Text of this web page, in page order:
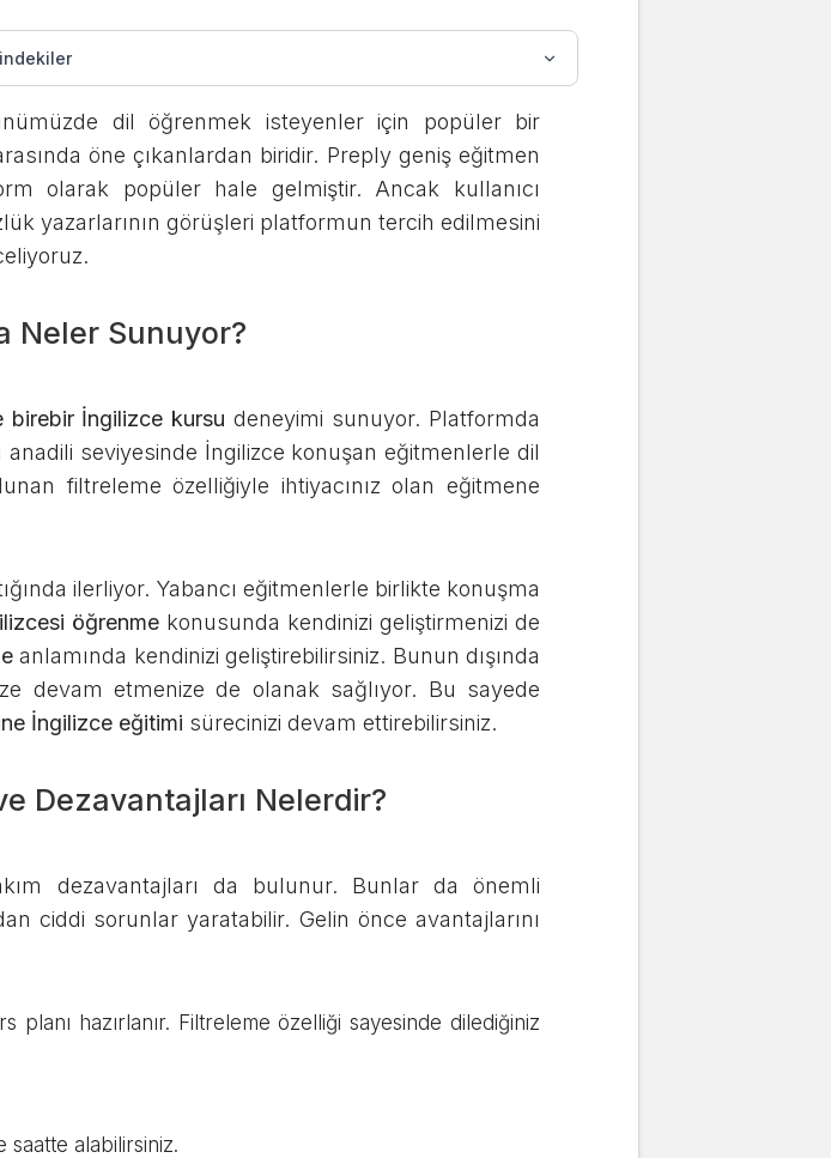
mi? Ekşi
Sosyal Medyada Paylaşın
dil öğrenmek isteyenler için popüler bir
öne çıkanlardan biridir. Preply geniş eğitmen
olarak popüler hale gelmiştir. Ancak kullanıcı
yazarlarının görüşleri platformun tercih edilmesini
Neler Sunuyor?
birebir İngilizce kursu deneyimi sunuyor. Platformda
seviyesinde İngilizce konuşan eğitmenlerle dil
filtreleme özelliğiyle ihtiyacınız olan eğitmene
ilerliyor. Yabancı eğitmenlerle birlikte konuşma
öğrenme konusunda kendinizi geliştirmenizi de
anlamında kendinizi geliştirebilirsiniz. Bunun dışında
devam etmenize de olanak sağlıyor. Bu sayede
İngilizce eğitimi sürecinizi devam ettirebilirsiniz.
Dezavantajları Nelerdir?
dezavantajları da bulunur. Bunlar da önemli
ciddi sorunlar yaratabilir. Gelin önce avantajlarını
planı hazırlanır. Filtreleme özelliği sayesinde dilediğiniz
saatte alabilirsiniz.